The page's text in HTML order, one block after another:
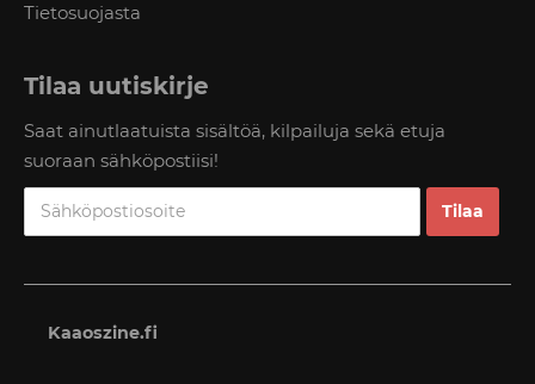
Tietosuojasta
Tilaa uutiskirje
Saat ainutlaatuista sisältöä, kilpailuja sekä etuja
suoraan sähköpostiisi!
Kaaoszine.fi